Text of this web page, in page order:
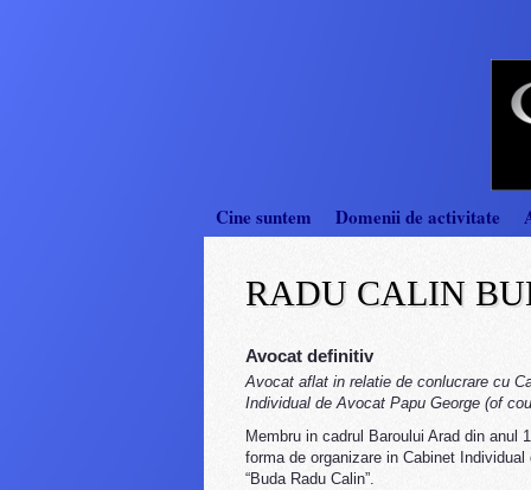
Cine suntem Domenii de activitate
RADU CALIN
Avocat definitiv
Avocat aflat in relatie de conlucrare cu
Individual de Avocat Papu George (of
Membru in cadrul Baroului Arad din anul
forma de organizare in Cabinet Individual
“Buda Radu Calin”.